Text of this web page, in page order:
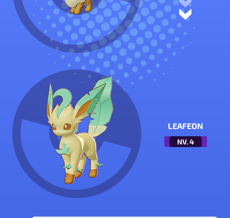
LEAFEON
NV.4